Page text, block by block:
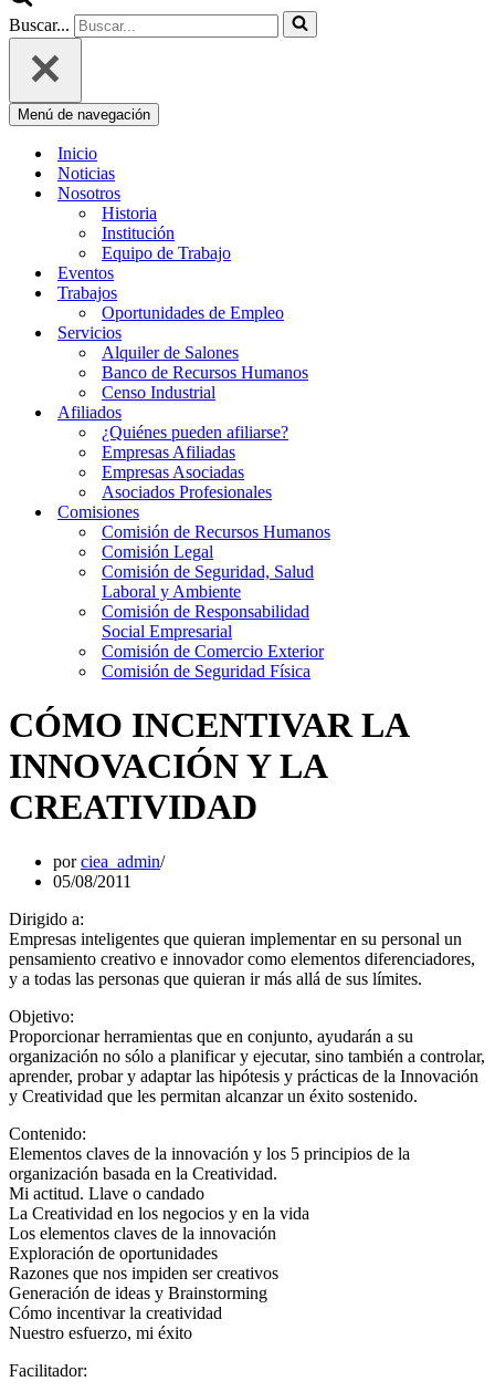
Buscar...
Menú de navegación
Inicio
Noticias
Nosotros
Historia
Institución
Equipo de Trabajo
Eventos
Trabajos
Oportunidades de Empleo
Servicios
Alquiler de Salones
Banco de Recursos Humanos
Censo Industrial
Afiliados
¿Quiénes pueden afiliarse?
Empresas Afiliadas
Empresas Asociadas
Asociados Profesionales
Comisiones
Comisión de Recursos Humanos
Comisión Legal
Comisión de Seguridad, Salud
Laboral y Ambiente
Comisión de Responsabilidad
Social Empresarial
Comisión de Comercio Exterior
Comisión de Seguridad Física
CÓMO INCENTIVAR LA
INNOVACIÓN Y LA
CREATIVIDAD
porciea_admin
05/08/2011
Dirigido a:
Empresas inteligentes que quieran implementar en su personal un
pensamiento creativo e innovador como elementos diferenciadores,
y a todas las personas que quieran ir más allá de sus límites.
Objetivo:
Proporcionar herramientas que en conjunto, ayudarán a su
organización no sólo a planificar y ejecutar, sino también a controlar,
aprender, probar y adaptar las hipótesis y prácticas de la Innovación
y Creatividad que les permitan alcanzar un éxito sostenido.
Contenido:
Elementos claves de la innovación y los 5 principios de la
organización basada en la Creatividad.
Mi actitud. Llave o candado
La Creatividad en los negocios y en la vida
Los elementos claves de la innovación
Exploración de oportunidades
Razones que nos impiden ser creativos
Generación de ideas y Brainstorming
Cómo incentivar la creatividad
Nuestro esfuerzo, mi éxito
Facilitador: